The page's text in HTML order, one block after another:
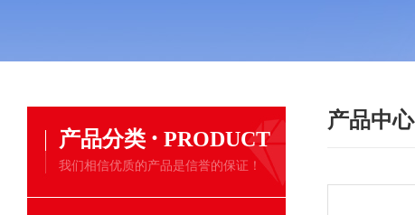
产品分类 · PRODUCT
我们相信优质的产品是信誉的保证！
产品中心